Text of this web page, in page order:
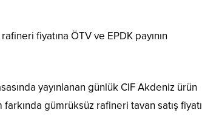
fiyatına ÖTV ve EPDK payının
yayınlanan günlük CIF Akdeniz ürün
gümrüksüz rafineri tavan satış fiyatı